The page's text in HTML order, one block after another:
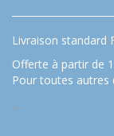
Livraison standard
Offerte à partir de
Pour toutes autres
…